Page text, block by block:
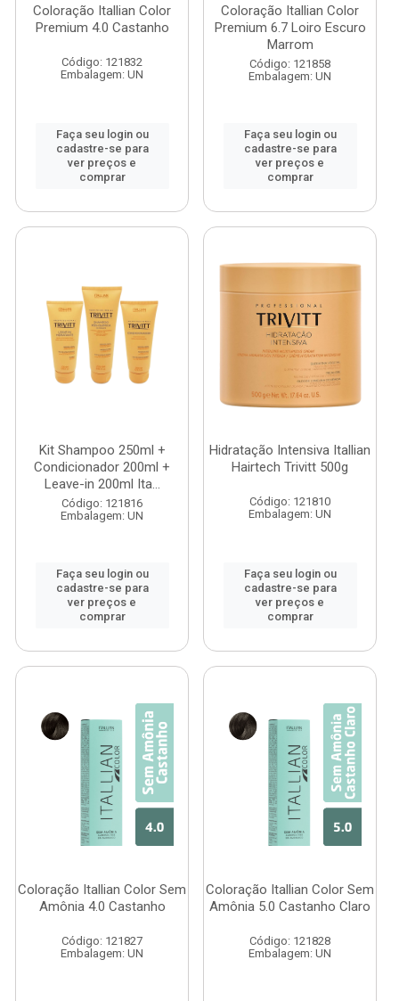
Coloração Itallian Color
Premium 4.0 Castanho
Código: 121832
Embalagem: UN
Faça seu login ou
cadastre-se para
ver preços e
comprar
Coloração Itallian Color
Premium 6.7 Loiro Escuro
Marrom
Código: 121858
Embalagem: UN
Faça seu login ou
cadastre-se para
ver preços e
comprar
Kit Shampoo 250ml +
Condicionador 200ml +
Leave-in 200ml Ita...
Código: 121816
Embalagem: UN
Faça seu login ou
cadastre-se para
ver preços e
comprar
Hidratação Intensiva Itallian
Hairtech Trivitt 500g
Código: 121810
Embalagem: UN
Faça seu login ou
cadastre-se para
ver preços e
comprar
Coloração Itallian Color Sem
Amônia 4.0 Castanho
Código: 121827
Embalagem: UN
Coloração Itallian Color Sem
Amônia 5.0 Castanho Claro
Código: 121828
Embalagem: UN